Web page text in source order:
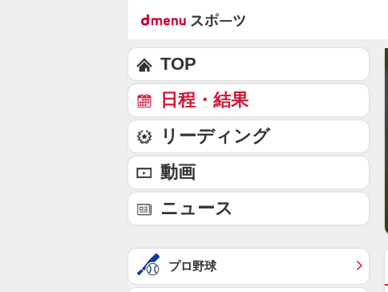
TOP
日程・結果
リーディング
動画
ニュース
プロ野球